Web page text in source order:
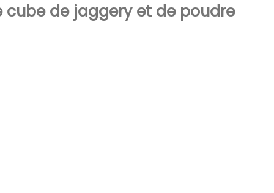
de jaggery et de poudre